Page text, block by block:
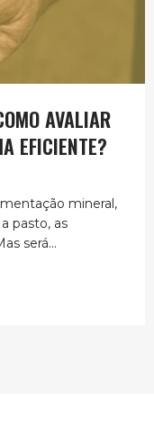
AVALIAR
EFICIENTE?
mineral,
pasto, as
será...